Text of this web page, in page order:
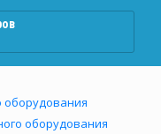
оборудования